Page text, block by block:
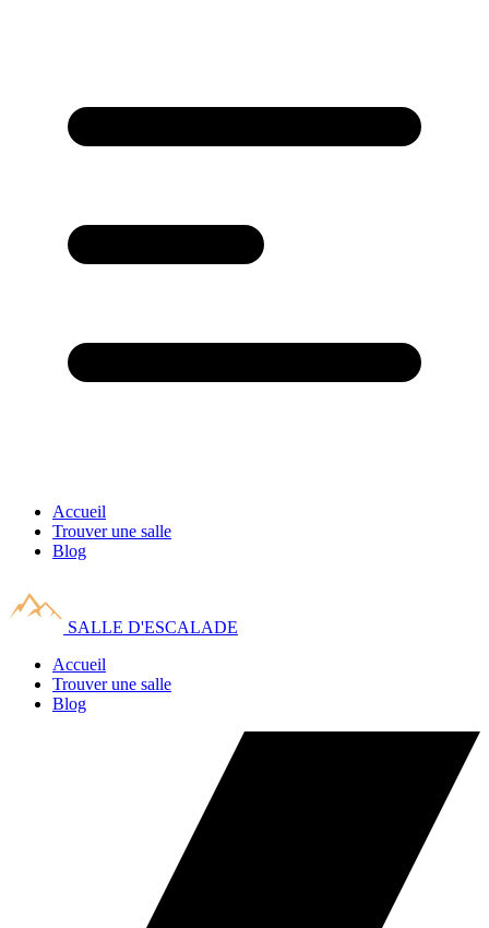
Accueil
Trouver une salle
Blog
SALLE D'ESCALADE
Accueil
Trouver une salle
Blog